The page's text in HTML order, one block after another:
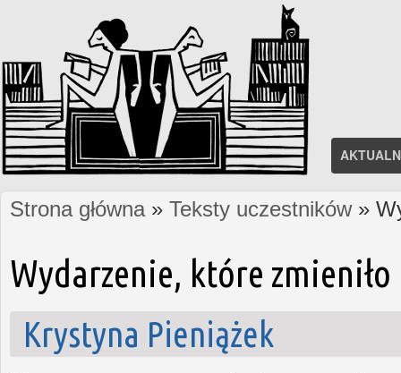
Jesteś tutaj
Strona główna» Teksty uczestników»
Wydarzenie, które
Krystyna Pieniążek